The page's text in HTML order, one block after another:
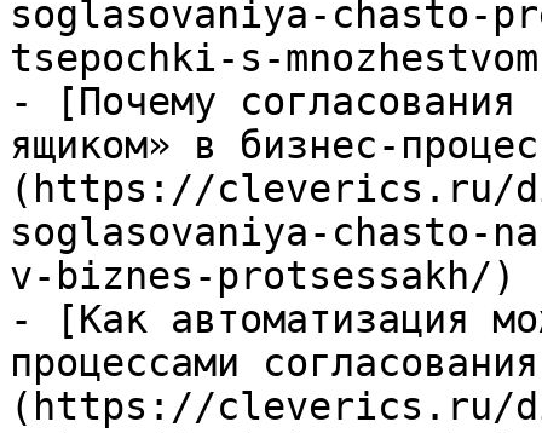
soglasovaniya-chasto-
tsepochki-s-
- [Почему согласования
ящиком» в бизнес-
(https://cleverics.ru/
soglasovaniya-chasto-
v-biznes-protsessakh/)
- [Как автоматизация
процессами
(https://cleverics.ru/